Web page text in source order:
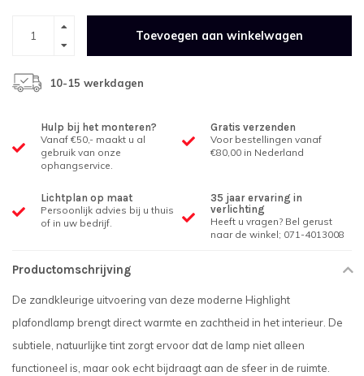
Toevoegen aan winkelwagen
10-15 werkdagen
Hulp bij het monteren?
Vanaf €50,- maakt u al
gebruik van onze
ophangservice.
Gratis verzenden
Voor bestellingen vanaf
€80,00 in Nederland
Lichtplan op maat
Persoonlijk advies bij u thuis
of in uw bedrijf.
35 jaar ervaring in
verlichting
Heeft u vragen? Bel gerust
naar de winkel; 071-4013008
Productomschrijving
De zandkleurige uitvoering van deze moderne Highlight
plafondlamp brengt direct warmte en zachtheid in het interieur. De
subtiele, natuurlijke tint zorgt ervoor dat de lamp niet alleen
functioneel is, maar ook echt bijdraagt aan de sfeer in de ruimte.